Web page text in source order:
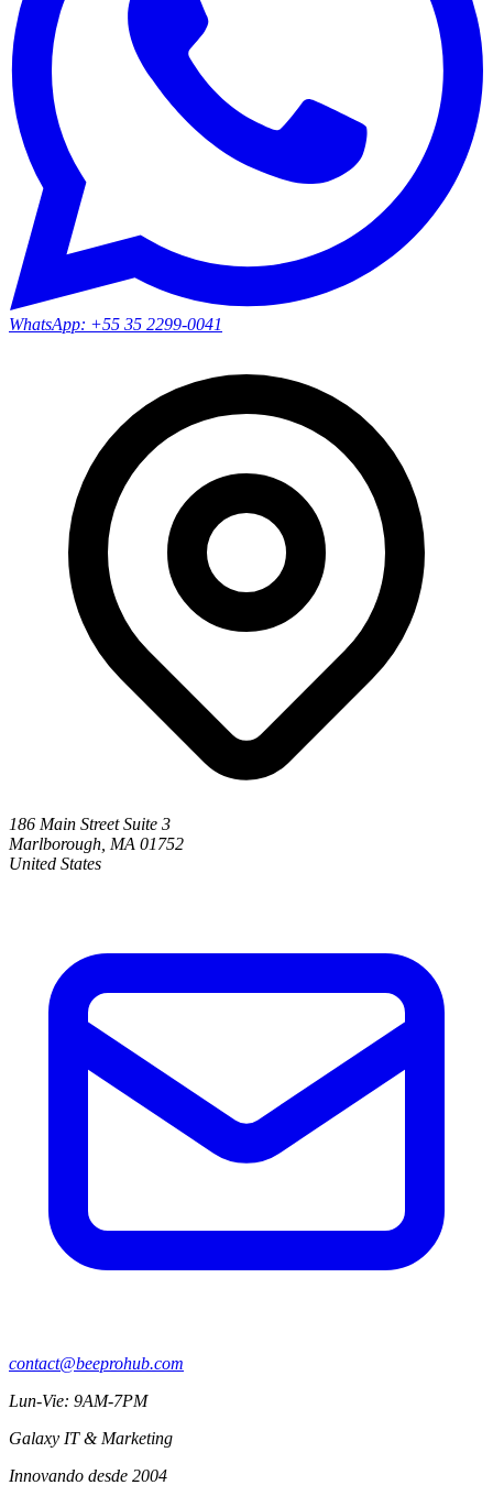
WhatsApp: +55 35 2299-0041
186 Main Street Suite 3
Marlborough, MA 01752
United States
contact@beeprohub.com
Lun-Vie: 9AM-7PM
Galaxy IT & Marketing
Innovando desde 2004